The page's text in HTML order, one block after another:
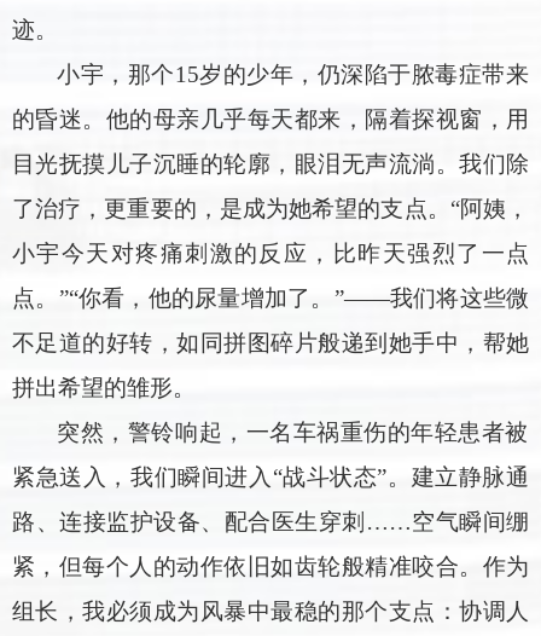
迹。
小宇，那个15岁的少年，仍深陷于脓毒症带来
的昏迷。他的母亲几乎每天都来，隔着探视窗，用
目光抚摸儿子沉睡的轮廓，眼泪无声流淌。我们除
了治疗，更重要的，是成为她希望的支点。“阿姨，
小宇今天对疼痛刺激的反应，比昨天强烈了一点
点。”“你看，他的尿量增加了。”——我们将这些微
不足道的好转，如同拼图碎片般递到她手中，帮她
拼出希望的雏形。
突然，警铃响起，一名车祸重伤的年轻患者被
紧急送入，我们瞬间进入“战斗状态”。建立静脉通
路、连接监护设备、配合医生穿刺……空气瞬间绷
紧，但每个人的动作依旧如齿轮般精准咬合。作为
组长，我必须成为风暴中最稳的那个支点：协调人